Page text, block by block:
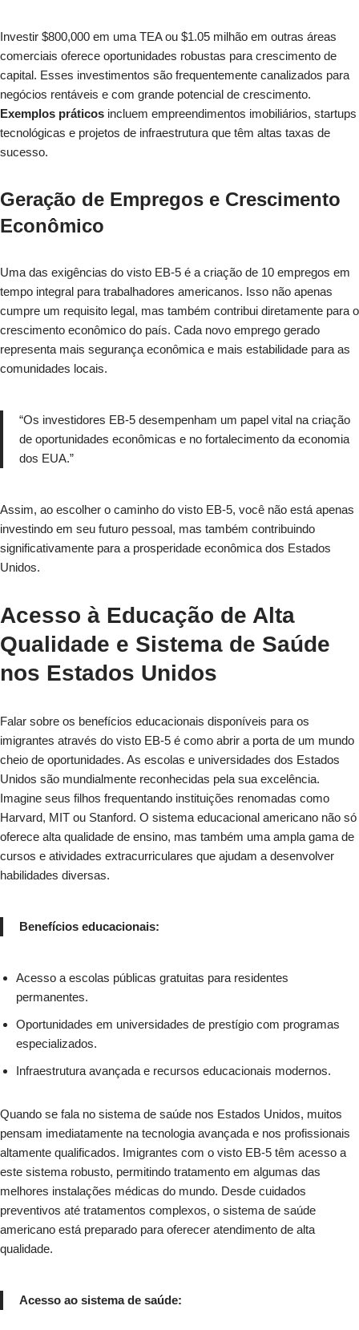
Investir $800,000 em uma TEA ou $1.05 milhão em outras áreas
comerciais oferece oportunidades robustas para crescimento de
capital. Esses investimentos são frequentemente canalizados para
negócios rentáveis e com grande potencial de crescimento.
Exemplos práticos incluem empreendimentos imobiliários, startups
tecnológicas e projetos de infraestrutura que têm altas taxas de
sucesso.
Geração de Empregos e Crescimento
Econômico
Uma das exigências do visto EB-5 é a criação de 10 empregos em
tempo integral para trabalhadores americanos. Isso não apenas
cumpre um requisito legal, mas também contribui diretamente para o
crescimento econômico do país. Cada novo emprego gerado
representa mais segurança econômica e mais estabilidade para as
comunidades locais.
“Os investidores EB-5 desempenham um papel vital na criação
de oportunidades econômicas e no fortalecimento da economia
dos EUA.”
Assim, ao escolher o caminho do visto EB-5, você não está apenas
investindo em seu futuro pessoal, mas também contribuindo
significativamente para a prosperidade econômica dos Estados
Unidos.
Acesso à Educação de Alta
Qualidade e Sistema de Saúde
nos Estados Unidos
Falar sobre os benefícios educacionais disponíveis para os
imigrantes através do visto EB-5 é como abrir a porta de um mundo
cheio de oportunidades. As escolas e universidades dos Estados
Unidos são mundialmente reconhecidas pela sua excelência.
Imagine seus filhos frequentando instituições renomadas como
Harvard, MIT ou Stanford. O sistema educacional americano não só
oferece alta qualidade de ensino, mas também uma ampla gama de
cursos e atividades extracurriculares que ajudam a desenvolver
habilidades diversas.
Benefícios educacionais:
Acesso a escolas públicas gratuitas para residentes
permanentes.
Oportunidades em universidades de prestígio com programas
especializados.
Infraestrutura avançada e recursos educacionais modernos.
Quando se fala no sistema de saúde nos Estados Unidos, muitos
pensam imediatamente na tecnologia avançada e nos profissionais
altamente qualificados. Imigrantes com o visto EB-5 têm acesso a
este sistema robusto, permitindo tratamento em algumas das
melhores instalações médicas do mundo. Desde cuidados
preventivos até tratamentos complexos, o sistema de saúde
americano está preparado para oferecer atendimento de alta
qualidade.
Acesso ao sistema de saúde: